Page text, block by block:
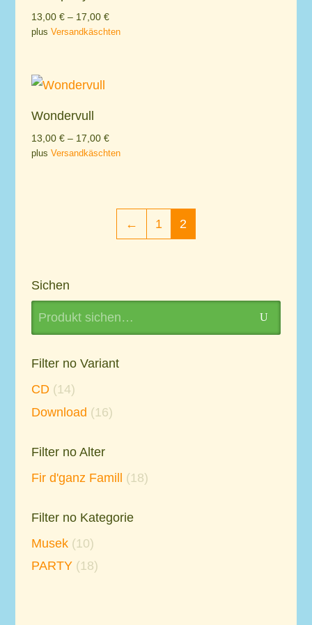
13,00 €– 17,00 €
plus Versandkäschten
Wondervull
13,00 €– 17,00 €
plus Versandkäschten
← 1 2
Sichen
Search
for:
U
Filter no Variant
CD (14)
Download (16)
Filter no Alter
Fir d'ganz Famill (18)
Filter no Kategorie
Musek (10)
PARTY (18)